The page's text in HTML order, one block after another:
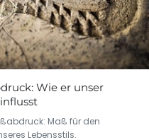
Wie er unser
Maß für den
Lebensstils.